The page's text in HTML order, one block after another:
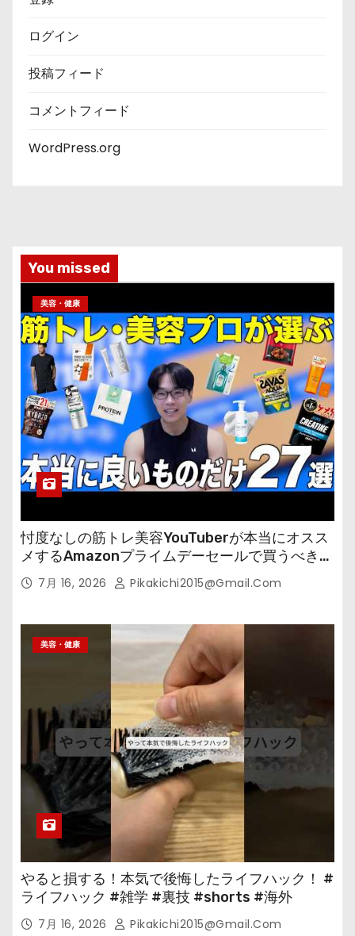
ログイン
投稿フィード
コメントフィード
WordPress.org
You missed
美容・健康
忖度なしの筋トレ美容YouTuberが本当にオスス
メするAmazonプライムデーセールで買うべきも
の 7月 16, 2026 Pikakichi2015@gmail.com
美容・健康
やると損する！本気で後悔したライフハック！ #
ライフハック #雑学 #裏技 #shorts #海外
7月 16, 2026 Pikakichi2015@gmail.com